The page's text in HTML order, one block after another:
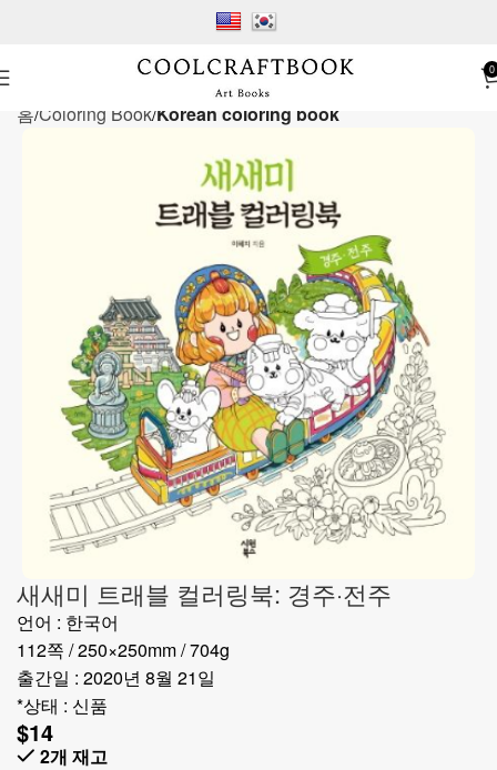
0
홈 Coloring Book Korean coloring book
새새미 트래블 컬러링북: 경주·전주
언어 : 한국어
112쪽 / 250×250mm / 704g
출간일 : 2020년 8월 21일
*상태 : 신품
$14
2개 재고